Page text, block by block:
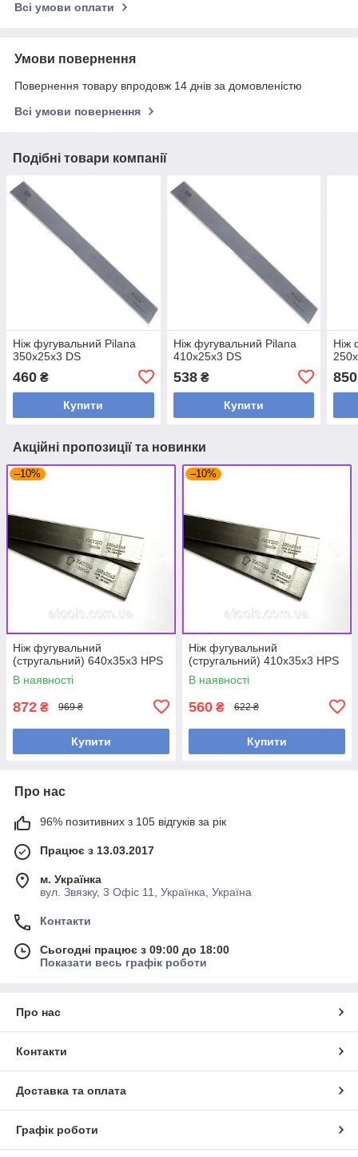
Всі умови оплати
Умови повернення
Повернення товару впродовж 14 днів за домовленістю
Всі умови повернення
Подібні товари компанії
Ніж фугувальний Pilana
350x25x3 DS
460 ₴
Купити
Ніж фугувальний Pilana
410x25x3 DS
538₴
Купити
Ніж
850
Акційні пропозиції та новинки
–10%
Ніж фугувальний
(стругальний) 640x35x3 HPS
В наявності
872 ₴ 969 ₴
Купити
–10%
Ніж фугувальний
(стругальний) 410x35x3 HPS
В наявності
560 ₴ 622 ₴
Купити
Про нас
96% позитивних з 105 відгуків за рік
Працює з 13.03.2017
м. Українка
вул. Звязку, 3 Офіс 11, Українка, Україна
Контакти
Сьогодні працює з 09:00 до 18:00
Показати весь графік роботи
Про нас
Контакти
Доставка та оплата
Графік роботи